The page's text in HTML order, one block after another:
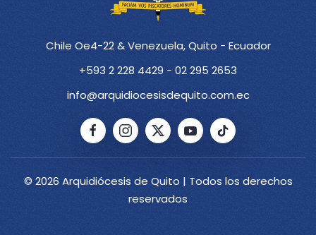
Chile Oe4-22 & Venezuela, Quito - Ecuador
+593 2 228 4429 - 02 295 2653
info@arquidiocesisdequito.com.ec
© 2026 Arquidiócesis de Quito | Todos los derechos
reservados